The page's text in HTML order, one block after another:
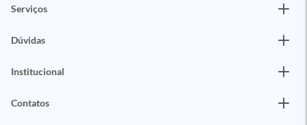
Serviços
Dúvidas
Institucional
Contatos